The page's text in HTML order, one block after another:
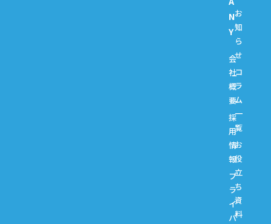
N
Y
会
社
概
要
採
用
情
報
プ
ラ
イ
バ
お
知
ら
せ
コ
ラ
ム
一
覧
お
役
立
ち
資
料